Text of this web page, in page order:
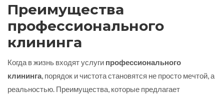
Преимущества
профессионального
клининга
Когда в жизнь входят услуги профессионального
клининга, порядок и чистота становятся не просто мечтой, а
реальностью. Преимущества, которые предлагает